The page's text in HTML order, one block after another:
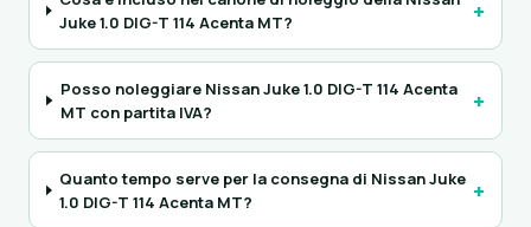
Juke 1.0 DIG-T 114 Acenta MT?
+
Posso noleggiare Nissan Juke 1.0 DIG-T 114 Acenta
MT con partita IVA?
+
Quanto tempo serve per la consegna di Nissan Juke
1.0 DIG-T 114 Acenta MT?
+